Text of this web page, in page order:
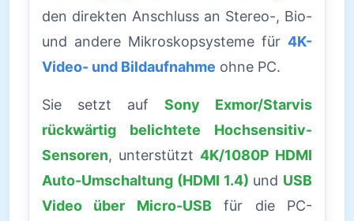
den direkten Anschluss an Stereo-, Bio-
und andere Mikroskopsysteme für 4K-
Video- und Bildaufnahme ohne PC.
Sie setzt auf Sony Exmor/Starvis
rückwärtig belichtete Hochsensitiv-
Sensoren, unterstützt 4K/1080P HDMI
Auto-Umschaltung (HDMI 1.4) und USB
Video über Micro-USBfür die PC-